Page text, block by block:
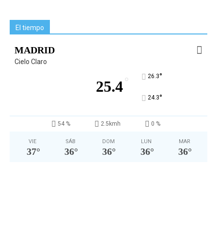
El tiempo
MADRID
Cielo Claro
25.4° 26.3°
24.3°
54 % 2.5kmh 0 %
VIE
37°
SÁB
36°
DOM
36°
LUN
36°
MAR
36°